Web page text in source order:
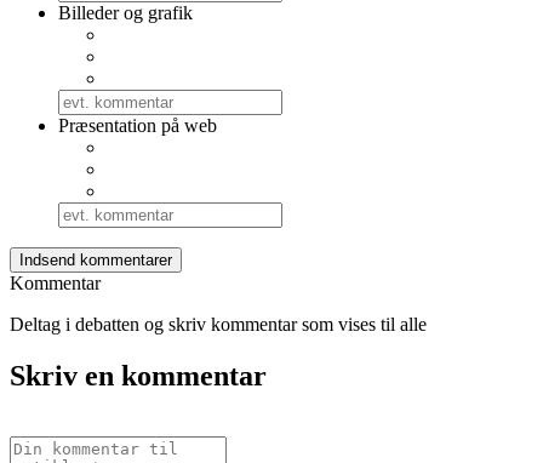
Billeder og grafik
Præsentation på web
Kommentar
Deltag i debatten og skriv kommentar som vises til alle
Skriv en kommentar